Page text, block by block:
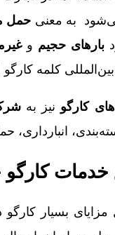
به معنی حمل
بارهای حجیم و
کلمه
کارگو نیز به
خدمات
مزایای بسیار